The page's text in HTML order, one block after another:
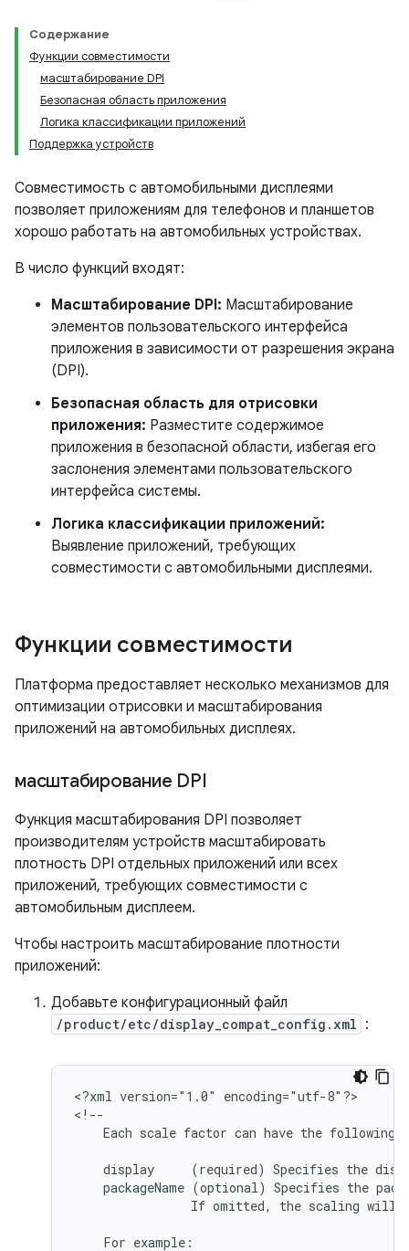
Содержание
Функции совместимости
масштабирование DPI
Безопасная область приложения
Логика классификации приложений
Поддержка устройств
Совместимость с автомобильными дисплеями
позволяет приложениям для телефонов и планшетов
хорошо работать на автомобильных устройствах.
В число функций входят:
Масштабирование DPI: Масштабирование
элементов пользовательского интерфейса
приложения в зависимости от разрешения экрана
(DPI).
Безопасная область для отрисовки
приложения: Разместите содержимое
приложения в безопасной области, избегая его
заслонения элементами пользовательского
интерфейса системы.
Логика классификации приложений:
Выявление приложений, требующих
совместимости с автомобильными дисплеями.
Функции совместимости
Платформа предоставляет несколько механизмов для
оптимизации отрисовки и масштабирования
приложений на автомобильных дисплеях.
масштабирование DPI
Функция масштабирования DPI позволяет
производителям устройств масштабировать
плотность DPI отдельных приложений или всех
приложений, требующих совместимости с
автомобильным дисплеем.
Чтобы настроить масштабирование плотности
приложений:
Добавьте конфигурационный файл
/product/etc/display_compat_config.xml :
<?xml version="1.0"
encoding="utf-8"?>
Each scale factor can have the following
display (required) Specifies the
packageName (optional) Specifies the
If omitted, the scaling will
For